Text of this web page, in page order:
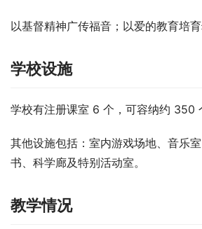
以基督精神广传福音；以爱的教育培育
学校设施
学校有注册课室 6 个，可容纳约 350
其他设施包括：室内游戏场地、音乐
书、科学廊及特别活动室。
教学情况